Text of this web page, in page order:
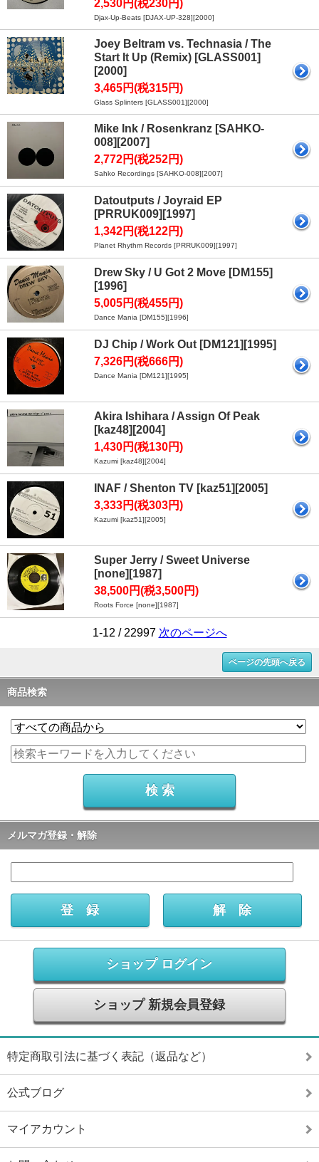
2,530円(税230円)
Djax-Up-Beats [DJAX-UP-328][2000]
Joey Beltram vs. Technasia / The
Start It Up (Remix) [GLASS001]
[2000]
3,465円(税315円)
Glass Splinters [GLASS001][2000]
Mike Ink / Rosenkranz [SAHKO-
008][2007]
2,772円(税252円)
Sahko Recordings [SAHKO-008][2007]
Datoutputs / Joyraid EP
[PRRUK009][1997]
1,342円(税122円)
Planet Rhythm Records [PRRUK009][1997]
Drew Sky / U Got 2 Move [DM155]
[1996]
5,005円(税455円)
Dance Mania [DM155][1996]
DJ Chip / Work Out [DM121][1995]
7,326円(税666円)
Dance Mania [DM121][1995]
Akira Ishihara / Assign Of Peak
[kaz48][2004]
1,430円(税130円)
Kazumi [kaz48][2004]
INAF / Shenton TV [kaz51][2005]
3,333円(税303円)
Kazumi [kaz51][2005]
Super Jerry / Sweet Universe
[none][1987]
38,500円(税3,500円)
Roots Force [none][1987]
1-12 / 22997 次のページへ
ページの先頭へ戻る
商品検索
メルマガ登録・解除
ショップ ログイン
ショップ 新規会員登録
特定商取引法に基づく表記（返品など）
公式ブログ
マイアカウント